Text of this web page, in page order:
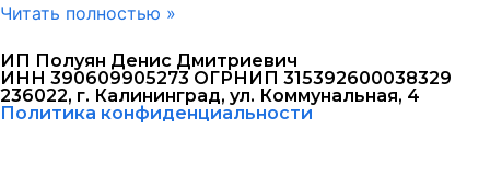
Читать полностью »
ИП Полуян Денис Дмитриевич
ИНН 390609905273 ОГРНИП 315392600038329
236022, г. Калининград, ул. Коммунальная, 4
Политика конфиденциальности